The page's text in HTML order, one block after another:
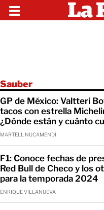
Sauber
GP de México: Valtteri
tacos con estrella
¿Dónde están y cuánto
MARTELL NUCAMENDI
F1: Conoce fechas de
Red Bull de Checo y los
para la temporada 2024
ENRIQUE VILLANUEVA